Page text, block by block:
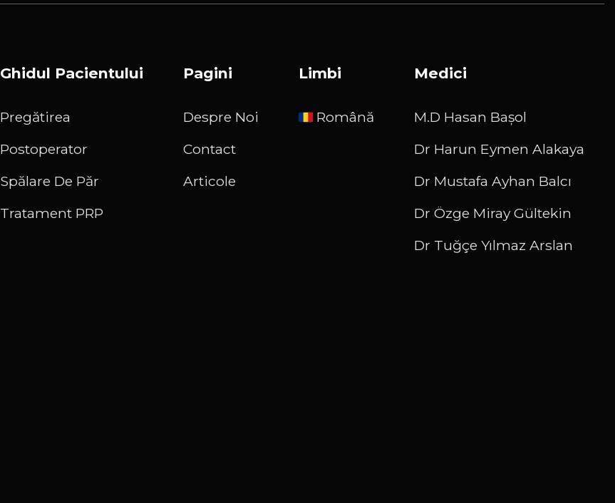
Ghidul Pacientului
Pregătirea
Postoperator
Spălare De Păr
Tratament PRP
Pagini
Despre Noi
Contact
Articole
Limbi
Română
Medici
M.D Hasan Başol
Dr Harun Eymen Alakaya
Dr Mustafa Ayhan Balcı
Dr Özge Miray Gültekin
Dr Tuğçe Yılmaz Arslan